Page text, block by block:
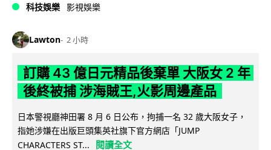
科技娛樂 影視娛樂
Lawton 2 小時
訂購 43 億日元精品後棄單 大阪女 2 年
後終被捕 涉海賊王,火影周邊產品
日本警視廳神田署 8 月 6 日公布，拘捕一名 32 歲大阪女子，
指她涉嫌在出版巨頭集英社旗下官方網店「JUMP
CHARACTERS ST...
閱讀全文